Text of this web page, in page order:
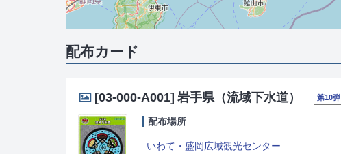
配布カード
[03-000-A001] 岩手県（流域下水道） 第10弾
配布場所
いわて・盛岡広域観光センター